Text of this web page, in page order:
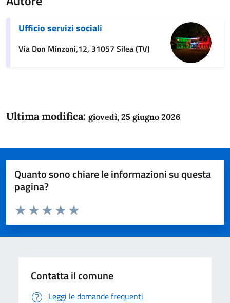
Ufficio servizi sociali
Via Don Minzoni,12, 31057 Silea (TV)
Ultima modifica: giovedì, 25 giugno 2026
Quanto sono chiare le informazioni su questa
pagina?
Domanda
Valuta da 1 a 5 stelle la pagina
Valuta 5 stelle su 5
Valuta 4 stelle su 5
Valuta 3 stelle su 5
Valuta 2 stelle su 5
Valuta 1 stelle su 5
Contatta il comune
Leggi le domande frequenti